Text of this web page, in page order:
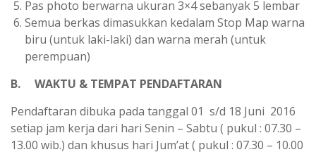
Pas photo berwarna ukuran 3×4 sebanyak 5 lembar
Semua berkas dimasukkan kedalam Stop Map warna
biru (untuk laki-laki) dan warna merah (untuk
perempuan)
B. WAKTU & TEMPAT PENDAFTARAN
Pendaftaran dibuka pada tanggal 01 s/d 18 Juni 2016
setiap jam kerja dari hari Senin – Sabtu ( pukul : 07.30 –
13.00 wib.) dan khusus hari Jum’at ( pukul : 07.30 – 10.00